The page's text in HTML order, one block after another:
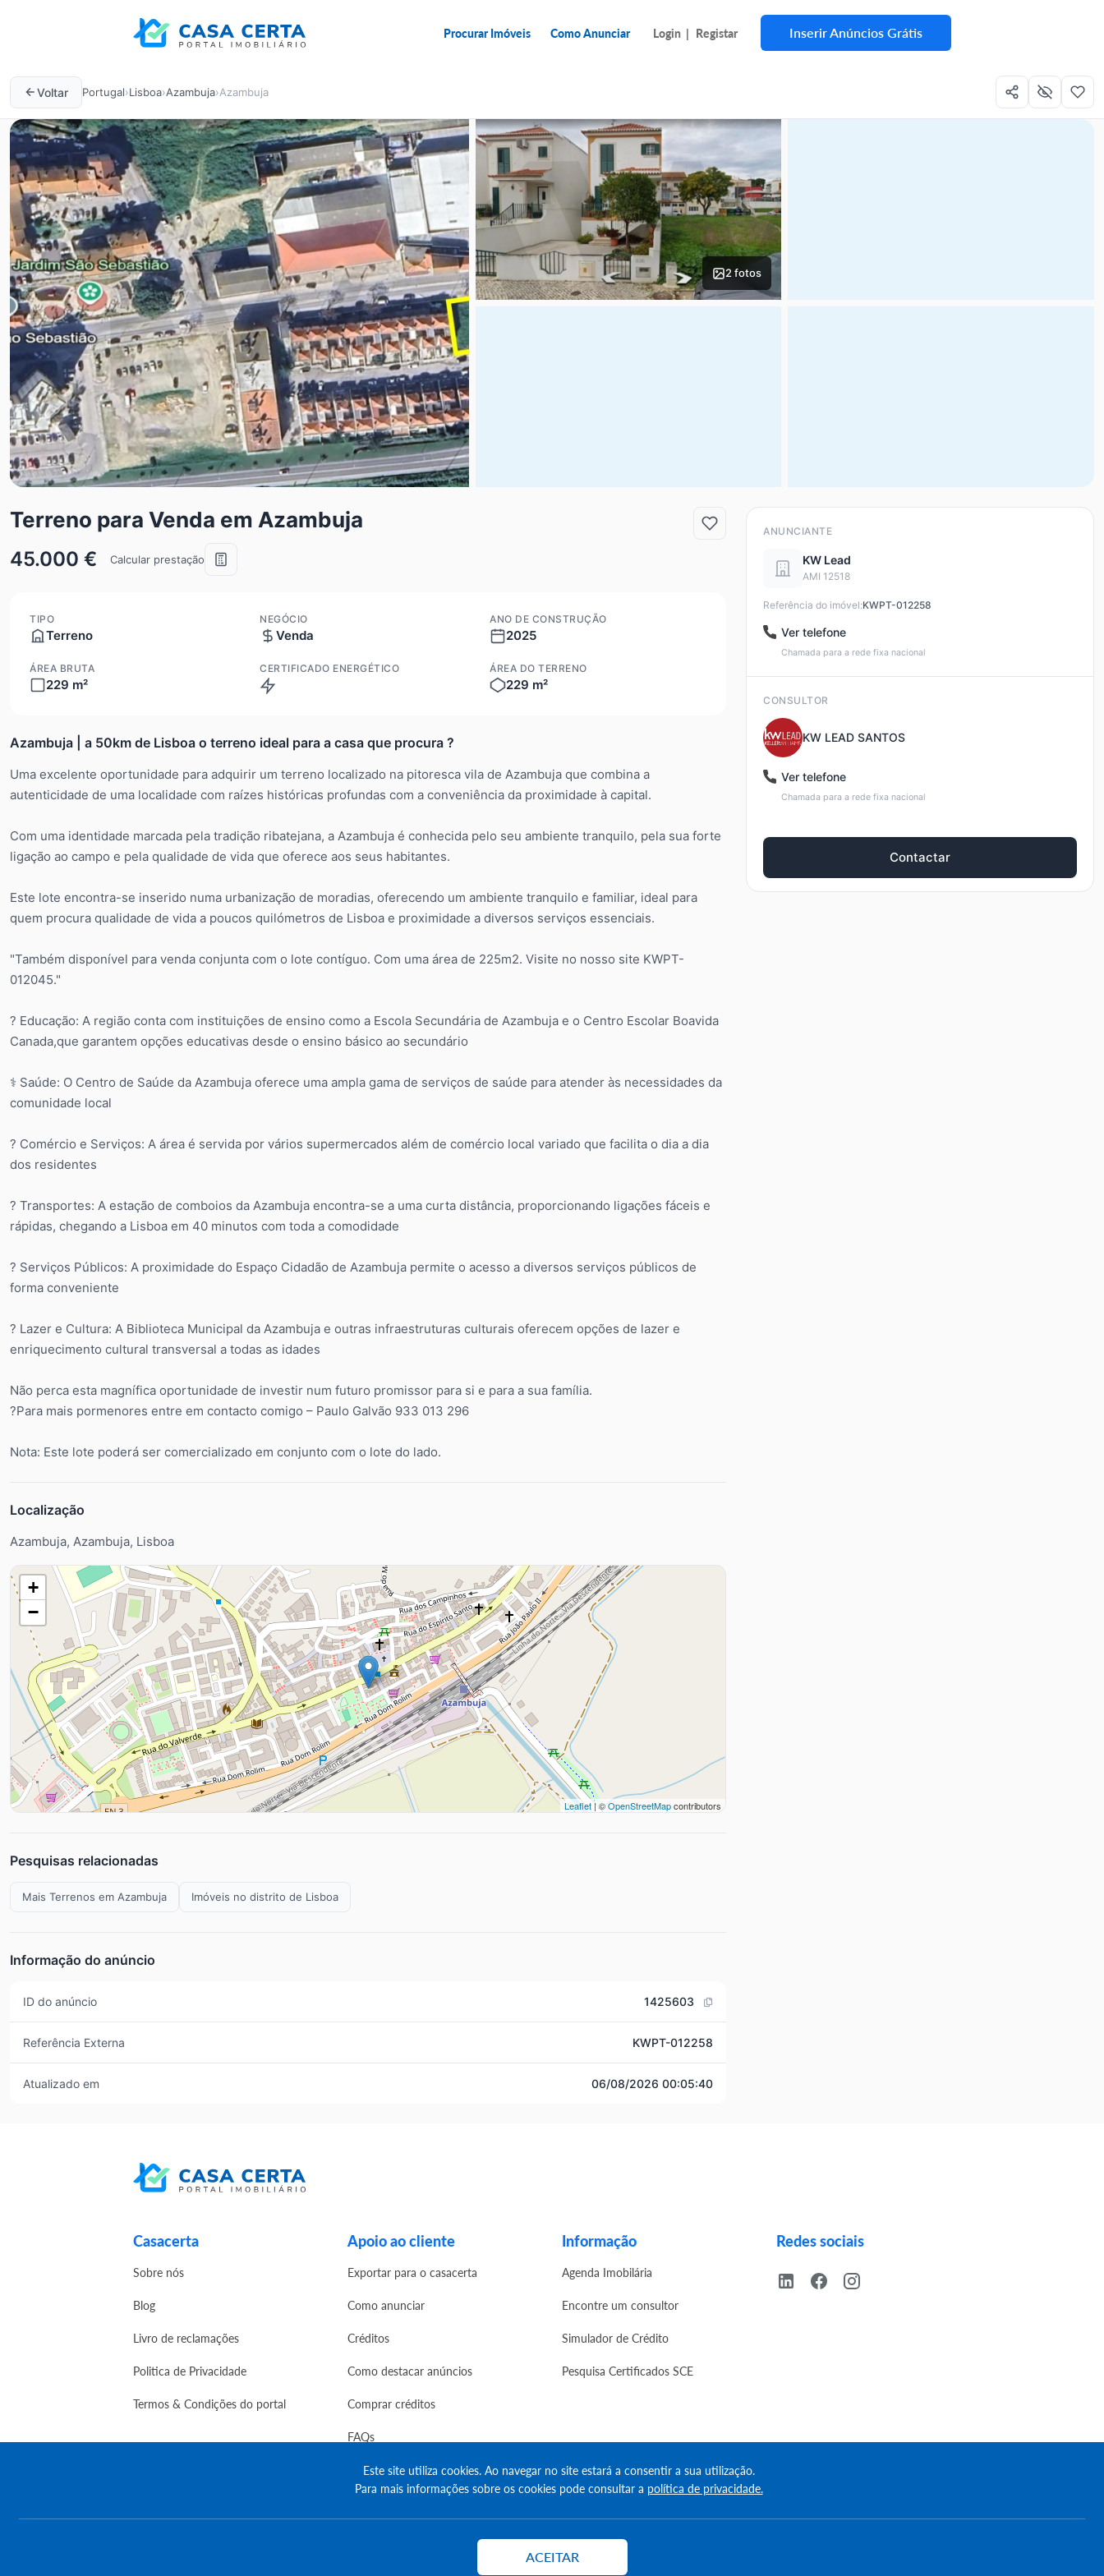
Procurar Imóveis Como Anunciar Login | Registar Inserir Anúncios Grátis
Voltar Portugal›Lisboa›Azambuja›Azambuja
2 fotos
Terreno para Venda em Azambuja
45.000 € Calcular prestação
TIPO
Terreno
NEGÓCIO
Venda
ANO DE CONSTRUÇÃO
2025
ÁREA BRUTA
229 m²
CERTIFICADO ENERGÉTICO
ÁREA DO TERRENO
229 m²
Azambuja | a 50km de Lisboa o terreno ideal para a casa que procura ?
Uma excelente oportunidade para adquirir um terreno localizado na pitoresca vila de Azambuja que combina a
autenticidade de uma localidade com raízes históricas profundas com a conveniência da proximidade à capital.
Com uma identidade marcada pela tradição ribatejana, a Azambuja é conhecida pelo seu ambiente tranquilo, pela sua forte
ligação ao campo e pela qualidade de vida que oferece aos seus habitantes.
Este lote encontra-se inserido numa urbanização de moradias, oferecendo um ambiente tranquilo e familiar, ideal para
quem procura qualidade de vida a poucos quilómetros de Lisboa e proximidade a diversos serviços essenciais.
"Também disponível para venda conjunta com o lote contíguo. Com uma área de 225m2. Visite no nosso site KWPT-
012045."
? Educação: A região conta com instituições de ensino como a Escola Secundária de Azambuja e o Centro Escolar Boavida
Canada,que garantem opções educativas desde o ensino básico ao secundário
⚕️ Saúde: O Centro de Saúde da Azambuja oferece uma ampla gama de serviços de saúde para atender às necessidades da
comunidade local
? Comércio e Serviços: A área é servida por vários supermercados além de comércio local variado que facilita o dia a dia
dos residentes
? Transportes: A estação de comboios da Azambuja encontra-se a uma curta distância, proporcionando ligações fáceis e
rápidas, chegando a Lisboa em 40 minutos com toda a comodidade
?️ Serviços Públicos: A proximidade do Espaço Cidadão de Azambuja permite o acesso a diversos serviços públicos de
forma conveniente
? Lazer e Cultura: A Biblioteca Municipal da Azambuja e outras infraestruturas culturais oferecem opções de lazer e
enriquecimento cultural transversal a todas as idades
Não perca esta magnífica oportunidade de investir num futuro promissor para si e para a sua família.
?Para mais pormenores entre em contacto comigo – Paulo Galvão 933 013 296
Nota: Este lote poderá ser comercializado em conjunto com o lote do lado.
Localização
Azambuja, Azambuja, Lisboa
+
−
Leaflet| ©OpenStreetMapcontributors
Pesquisas relacionadas
Mais Terrenos em Azambuja Imóveis no distrito de Lisboa
Informação do anúncio
ID do anúncio 1425603
Referência Externa KWPT-012258
Atualizado em 06/08/2026 00:05:40
ANUNCIANTE
KW Lead
AMI 12518
Referência do imóvel:KWPT-012258
Ver telefone
Chamada para a rede fixa nacional
CONSULTOR
KW LEAD SANTOS
Ver telefone
Chamada para a rede fixa nacional
Contactar
Casacerta
Sobre nós
Blog
Livro de reclamações
Politica de Privacidade
Termos & Condições do portal
Apoio ao cliente
Exportar para o casacerta
Como anunciar
Créditos
Como destacar anúncios
Comprar créditos
FAQs
Informação
Agenda Imobilária
Encontre um consultor
Simulador de Crédito
Pesquisa Certificados SCE
Redes sociais
© Copyright 2023 | CASACERTA. All rights reserved
Este site utiliza cookies. Ao navegar no site estará a consentir a sua utilização.
Para mais informações sobre os cookies pode consultar a política de privacidade.
ACEITAR